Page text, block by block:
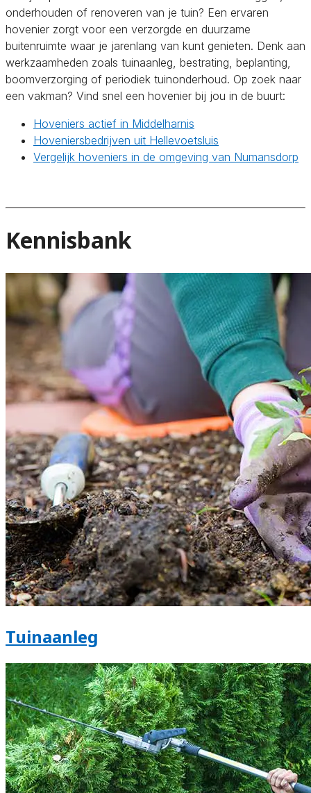
onderhouden of renoveren van je tuin? Een ervaren
hovenier zorgt voor een verzorgde en duurzame
buitenruimte waar je jarenlang van kunt genieten. Denk aan
werkzaamheden zoals tuinaanleg, bestrating, beplanting,
boomverzorging of periodiek tuinonderhoud. Op zoek naar
een vakman? Vind snel een hovenier bij jou in de buurt:
Hoveniers actief in Middelharnis
Hoveniersbedrijven uit Hellevoetsluis
Vergelijk hoveniers in de omgeving van Numansdorp
Kennisbank
Tuinaanleg